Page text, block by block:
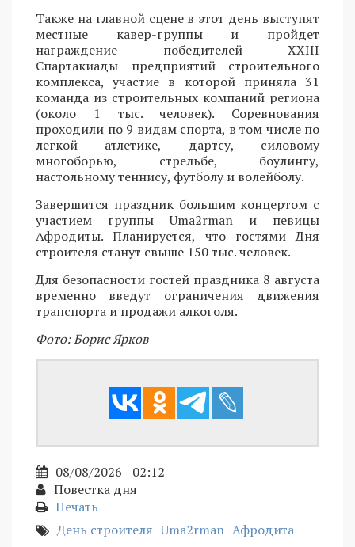
Также на главной сцене в этот день выступят
местные кавер-группы и пройдет
награждение победителей XXIII
Спартакиады предприятий строительного
комплекса, участие в которой приняла 31
команда из строительных компаний региона
(около 1 тыс. человек). Соревнования
проходили по 9 видам спорта, в том числе по
легкой атлетике, дартсу, силовому
многоборью, стрельбе, боулингу,
настольному теннису, футболу и волейболу.
Завершится праздник большим концертом с
участием группы Uma2rman и певицы
Афродиты. Планируется, что гостями Дня
строителя станут свыше 150 тыс. человек.
Для безопасности гостей праздника 8 августа
временно введут ограничения движения
транспорта и продажи алкоголя.
Фото: Борис Ярков
08/08/2026 - 02:12
Повестка дня
Печать
День строителя Uma2rman Афродита